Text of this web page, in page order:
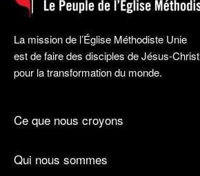
La mission de l’Église Méthodiste Unie
est de faire des disciples de Jésus-Christ
pour la transformation du monde.
Ce que nous croyons
Qui nous sommes